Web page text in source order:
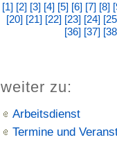
[1] [2] [3] [4] [5] [6] [7] [8]
[20] [21] [22] [23] [24]
[36] [37]
weiter zu:
Arbeitsdienst
Termine und